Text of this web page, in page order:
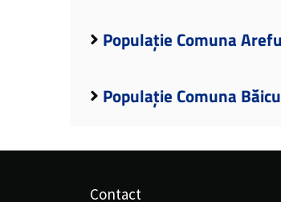
Populație Comuna
Populație Comuna
Contact